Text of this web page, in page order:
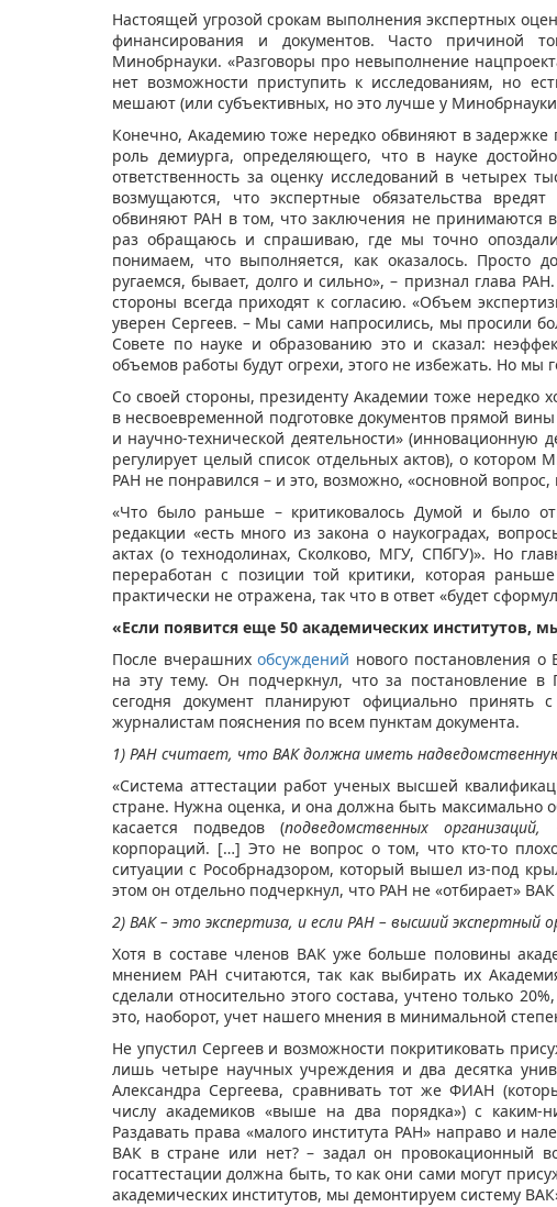
Настоящей угрозой срокам выполнения экспертных
финансирования и документов. Часто причиной
Минобрнауки. «Разговоры про невыполнение
нет возможности приступить к исследованиям, но
мешают (или субъективных, но это лучше у Минобрнауки
Конечно, Академию тоже нередко обвиняют в
роль демиурга, определяющего, что в науке
ответственность за оценку исследований в четырех
возмущаются, что экспертные обязательства
обвиняют РАН в том, что заключения не принимаются
раз обращаюсь и спрашиваю, где мы точно
понимаем, что выполняется, как оказалось.
ругаемся, бывает, долго и сильно», – признал глава
стороны всегда приходят к согласию. «Объем
уверен Сергеев. – Мы сами напросились, мы просили
Совете по науке и образованию это и сказал:
объемов работы будут огрехи, этого не избежать. Но мы
Со своей стороны, президенту Академии тоже нередко
в несвоевременной подготовке документов прямой
и научно-технической деятельности» (инновационную
регулирует целый список отдельных актов), о котором
РАН не понравился – и это, возможно, «основной вопрос,
«Что было раньше – критиковалось Думой и было
редакции «есть много из закона о наукоградах,
актах (о технодолинах, Сколково, МГУ, СПбГУ)». Но
переработан с позиции той критики, которая
практически не отражена, так что в ответ «будет
«Если появится еще 50 академических институтов,
После вчерашнихобсуждений нового постановления
на эту тему. Он подчеркнул, что за постановление в
сегодня документ планируют официально принять
журналистам пояснения по всем пунктам документа.
1) РАН считает, что ВАК должна иметь
«Система аттестации работ ученых высшей
стране. Нужна оценка, и она должна быть максимально
касается подведов (подведомственных
корпораций. […] Это не вопрос о том, что кто-то
ситуации с Рособрнадзором, который вышел из-под
этом он отдельно подчеркнул, что РАН не «отбирает»
2) ВАК – это экспертиза, и если РАН – высший экспертный
Хотя в составе членов ВАК уже больше половины
мнением РАН считаются, так как выбирать их
сделали относительно этого состава, учтено только
это, наоборот, учет нашего мнения в минимальной
Не упустил Сергеев и возможности покритиковать
лишь четыре научных учреждения и два десятка
Александра Сергеева, сравнивать тот же ФИАН
числу академиков «выше на два порядка») с каким-
Раздавать права «малого института РАН» направо и
ВАК в стране или нет? – задал он провокационный
госаттестации должна быть, то как они сами могут
академических институтов, мы демонтируем систему